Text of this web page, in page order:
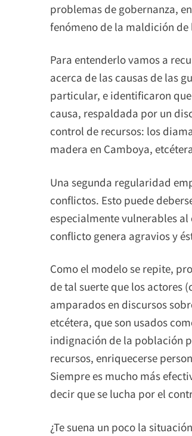
problemas de gobernanza,
fenómeno de la maldición de
​Para entenderlo vamos a
acerca de las causas de las
particular, e identificaron
causa, respaldada por un
control de recursos: los
madera en Camboya,
Una segunda regularidad
conflictos. Esto puede
especialmente vulnerables
conflicto genera agravios y
​Como el modelo se repite,
de tal suerte que los actores
amparados en discursos
etcétera, que son usados
indignación de la población
recursos, enriquecerse
Siempre es mucho más
decir que se lucha por el
​¿Te suena un poco la